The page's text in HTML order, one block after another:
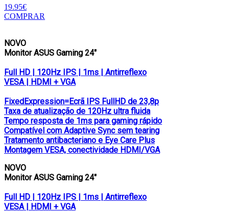
19.95€
COMPRAR
NOVO
Monitor ASUS Gaming 24″
Full HD | 120Hz IPS | 1ms | Antirreflexo
VESA | HDMI + VGA
FixedExpression=Ecrã IPS FullHD de 23,8p
Taxa de atualização de 120Hz ultra fluida
Tempo resposta de 1ms para gaming rápido
Compatível com Adaptive Sync sem tearing
Tratamento antibacteriano e Eye Care Plus
Montagem VESA, conectividade HDMI/VGA
NOVO
Monitor ASUS Gaming 24″
Full HD | 120Hz IPS | 1ms | Antirreflexo
VESA | HDMI + VGA